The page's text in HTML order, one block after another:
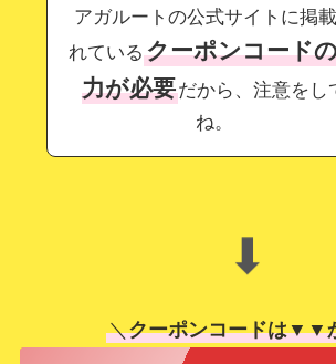
アガルートの公式サイトに掲
れているクーポンコード
力が必要だから、注意をし
ね。
⬇
＼クーポンコードは▼▼